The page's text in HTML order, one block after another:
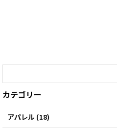
カテゴリー
アパレル (18)